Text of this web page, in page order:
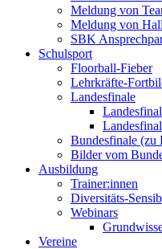
Meldung von
Meldung von
SBK
Schulsport
Floorball-Fieber
Lehrkräfte-
Landesfinale
Bundesfinale (zu
Bilder vom
Ausbildung
Trainer:innen
Diversitäts-
Webinars
Vereine